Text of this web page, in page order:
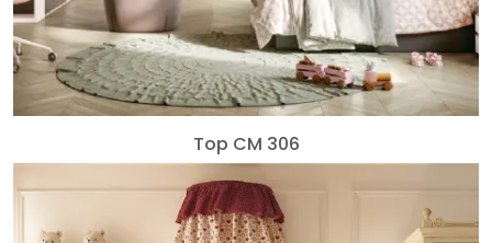
Top CM 306